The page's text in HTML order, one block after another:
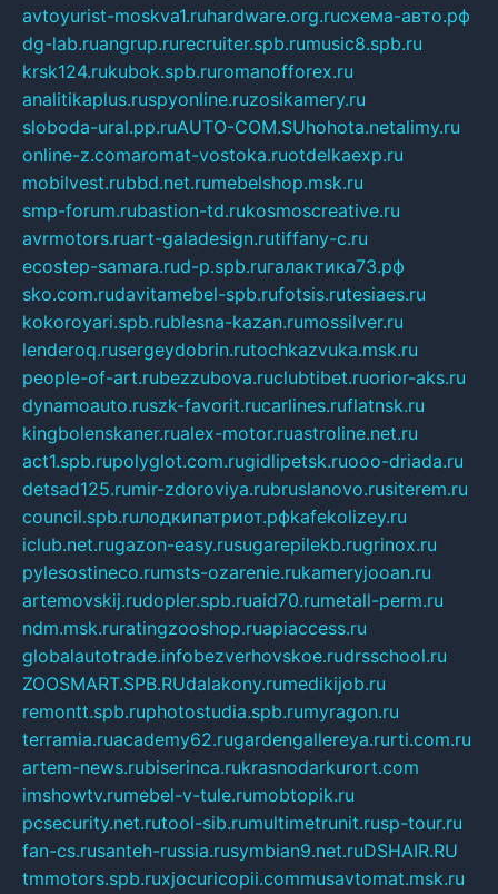
avtoyurist-moskva1.ruhardware.org.ruсхема-авто.рф
dg-lab.ruangrup.rurecruiter.spb.rumusic8.spb.ru
krsk124.rukubok.spb.ruromanofforex.ru
analitikaplus.ruspyonline.ruzosikamery.ru
sloboda-ural.pp.ruAUTO-COM.SUhohota.netalimy.ru
online-z.comaromat-vostoka.ruotdelkaexp.ru
mobilvest.rubbd.net.rumebelshop.msk.ru
smp-forum.rubastion-td.rukosmoscreative.ru
avrmotors.ruart-galadesign.rutiffany-c.ru
ecostep-samara.rud-p.spb.ruгалактика73.рф
sko.com.rudavitamebel-spb.rufotsis.rutesiaes.ru
kokoroyari.spb.rublesna-kazan.rumossilver.ru
lenderoq.rusergeydobrin.rutochkazvuka.msk.ru
people-of-art.rubezzubova.ruclubtibet.ruorior-aks.ru
dynamoauto.ruszk-favorit.rucarlines.ruflatnsk.ru
kingbolenskaner.rualex-motor.ruastroline.net.ru
act1.spb.rupolyglot.com.rugidlipetsk.ruooo-driada.ru
detsad125.rumir-zdoroviya.rubruslanovo.rusiterem.ru
council.spb.ruлодкипатриот.рфkafekolizey.ru
iclub.net.rugazon-easy.rusugarepilekb.rugrinox.ru
pylesostineco.rumsts-ozarenie.rukameryjooan.ru
artemovskij.rudopler.spb.ruaid70.rumetall-perm.ru
ndm.msk.ruratingzooshop.ruapiaccess.ru
globalautotrade.infobezverhovskoe.rudrsschool.ru
ZOOSMART.SPB.RUdalakony.rumedikijob.ru
remontt.spb.ruphotostudia.spb.rumyragon.ru
terramia.ruacademy62.rugardengallereya.rurti.com.ru
artem-news.rubiserinca.rukrasnodarkurort.com
imshowtv.rumebel-v-tule.rumobtopik.ru
pcsecurity.net.rutool-sib.rumultimetrunit.rusp-tour.ru
fan-cs.rusanteh-russia.rusymbian9.net.ruDSHAIR.RU
tmmotors.spb.ruxjocuricopii.commusavtomat.msk.ru